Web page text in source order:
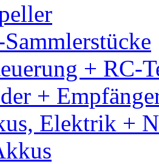
+ RC-
+
Elektrik +